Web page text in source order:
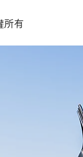
所有